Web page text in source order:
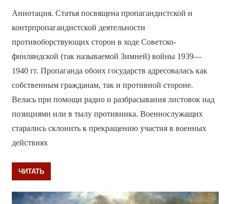
Аннотация. Статья посвящена пропагандистской и
контрпропагандистской деятельности
противоборствующих сторон в ходе Советско-
финляндской (так называемой Зимней) войны 1939—
1940 гг. Пропаганда обоих государств адресовалась как
собственным гражданам, так и противной стороне.
Велась при помощи радио и разбрасывания листовок над
позициями или в тылу противника. Военнослужащих
старались склонить к прекращению участия в военных
действиях
ЧИТАТЬ